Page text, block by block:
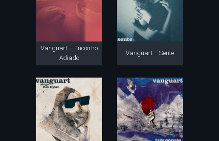
Vanguart – Encontro
Adiado
Vanguart – Sente